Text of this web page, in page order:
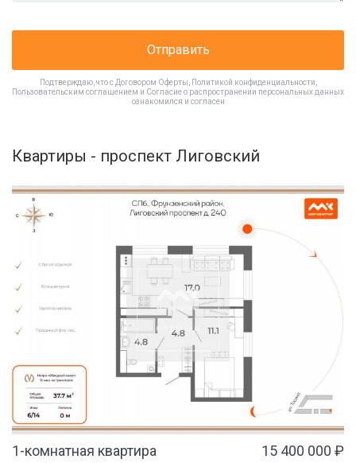
Отправить
Подтверждаю, что с Договором Оферты Политикой конфиденциальности
Пользовательским соглашением и Согласие о распространении персональных данных
ознакомился и согласен
Квартиры - проспект Лиговский
1-комнатная квартира 15 400 000 ₽